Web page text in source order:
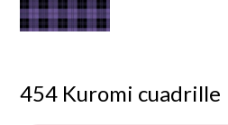
454 Kuromi cuadrille